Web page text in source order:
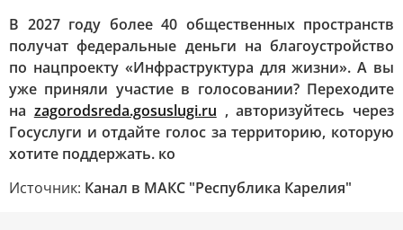
В 2027 году более 40 общественных пространств
получат федеральные деньги на благоустройство
по нацпроекту «Инфраструктура для жизни». А вы
уже приняли участие в голосовании? Переходите
на zagorodsreda.gosuslugi.ru , авторизуйтесь через
Госуслуги и отдайте голос за территорию, которую
хотите поддержать. ко
Источник: Канал в МАКС "Республика Карелия"